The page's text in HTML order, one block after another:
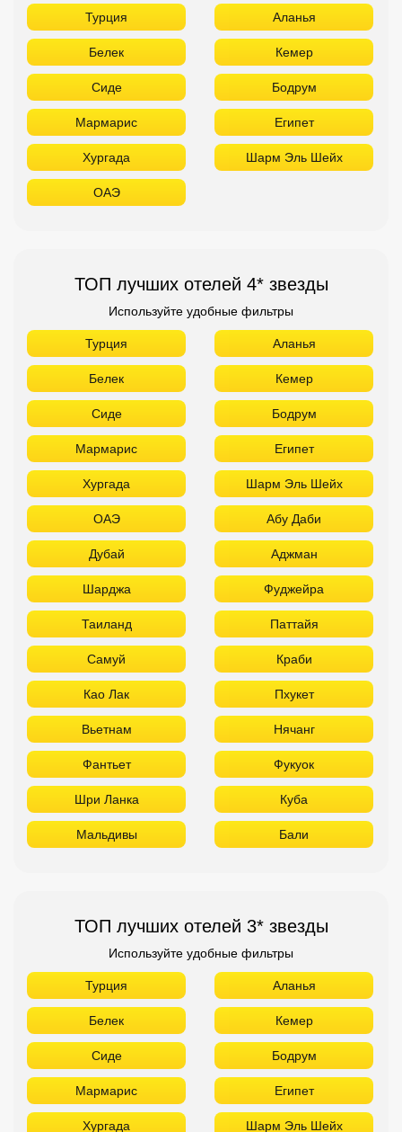
Турция Аланья
Белек Кемер
Сиде Бодрум
Мармарис Египет
Хургада Шарм Эль Шейх
ОАЭ
ТОП лучших отелей 4* звезды
Используйте удобные фильтры
Турция Аланья
Белек Кемер
Сиде Бодрум
Мармарис Египет
Хургада Шарм Эль Шейх
ОАЭ Абу Даби
Дубай Аджман
Шарджа Фуджейра
Таиланд Паттайя
Самуй Краби
Као Лак Пхукет
Вьетнам Нячанг
Фантьет Фукуок
Шри Ланка Куба
Мальдивы Бали
ТОП лучших отелей 3* звезды
Используйте удобные фильтры
Турция Аланья
Белек Кемер
Сиде Бодрум
Мармарис Египет
Хургада Шарм Эль Шейх